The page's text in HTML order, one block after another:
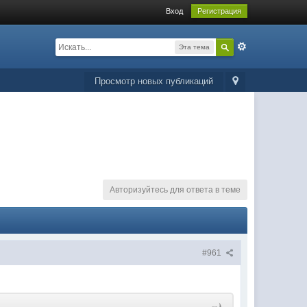
Вход Регистрация
Эта тема
Просмотр новых публикаций
Авторизуйтесь для ответа в теме
#961